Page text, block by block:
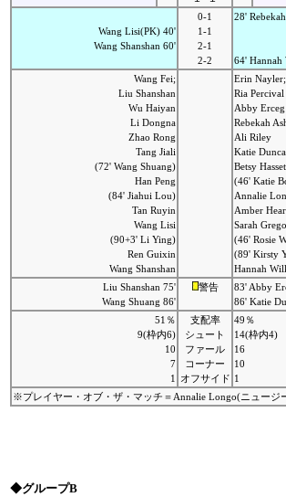
Wang Lisi(PK) 40'
Wang Shanshan 60'
0-1
1-1
2-1
2-2
28'
64' Hannah
Wang Fei;
Liu Shanshan
Wu Haiyan
Li Dongna
Zhao Rong
Tang Jiali
(72' Wang Shuang)
Han Peng
(84' Jiahui Lou)
Tan Ruyin
Wang Lisi
(90+3' Li Ying)
Ren Guixin
Wang Shanshan
Erin Nayler;
Ria Percival
Abby Erceg
Rebekah
Ali Riley
Katie
Betsy
(46' Katie
Annalie
Amber
Sarah
(46' Rosie
(89' Kirsty
Hannah
Liu Shanshan 75'
Wang Shuang 86'
警告
83' Abby
86' Katie
51％
9(枠内6)
10
7
1
支配率
シュート
ファール
コーナー
オフサイド
49％
14(枠内4)
16
10
1
※プレイヤー・オブ・ザ・マッチ＝Annalie Longo(ニュージ
◆グループB